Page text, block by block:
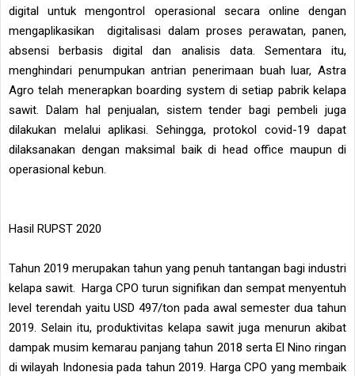
digital untuk mengontrol operasional secara online dengan
mengaplikasikan digitalisasi dalam proses perawatan, panen,
absensi berbasis digital dan analisis data. Sementara itu,
menghindari penumpukan antrian penerimaan buah luar, Astra
Agro telah menerapkan boarding system di setiap pabrik kelapa
sawit. Dalam hal penjualan, sistem tender bagi pembeli juga
dilakukan melalui aplikasi. Sehingga, protokol covid-19 dapat
dilaksanakan dengan maksimal baik di head office maupun di
operasional kebun.
Hasil RUPST 2020
Tahun 2019 merupakan tahun yang penuh tantangan bagi industri
kelapa sawit. Harga CPO turun signifikan dan sempat menyentuh
level terendah yaitu USD 497/ton pada awal semester dua tahun
2019. Selain itu, produktivitas kelapa sawit juga menurun akibat
dampak musim kemarau panjang tahun 2018 serta El Nino ringan
di wilayah Indonesia pada tahun 2019. Harga CPO yang membaik